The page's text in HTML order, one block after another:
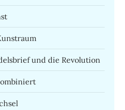
und die Revolution